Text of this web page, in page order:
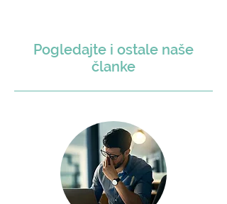
Pogledajte i ostale naše
članke